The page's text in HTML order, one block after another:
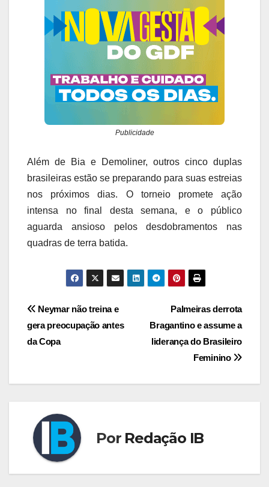
Publicidade
Além de Bia e Demoliner, outros cinco duplas
brasileiras estão se preparando para suas estreias
nos próximos dias. O torneio promete ação
intensa no final desta semana, e o público
aguarda ansioso pelos desdobramentos nas
quadras de terra batida.
Navegação
de
Palmeiras derrota
Bragantino e assume a
liderança do Brasileiro
Feminino
Neymar não treina e
gera preocupação antes
da Copa
Por Redação IB